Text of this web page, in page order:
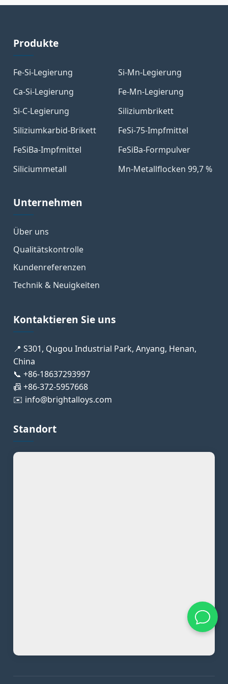
Produkte
Fe-Si-Legierung
Si-Mn-Legierung
Ca-Si-Legierung
Fe-Mn-Legierung
Si-C-Legierung
Siliziumbrikett
Siliziumkarbid-Brikett
FeSi-75-Impfmittel
FeSiBa-Impfmittel
FeSiBa-Formpulver
Siliciummetall
Mn-Metallflocken 99,7 %
Unternehmen
Über uns
Qualitätskontrolle
Kundenreferenzen
Technik & Neuigkeiten
Kontaktieren Sie uns
📍 S301, Qugou Industrial Park, Anyang, Henan,
China
📞 +86-18637293997
📠 +86-372-5957668
✉️ info@brightalloys.com
Standort